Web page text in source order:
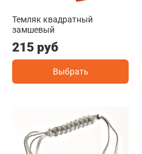
Темляк квадратный
замшевый
215 руб
Выбрать